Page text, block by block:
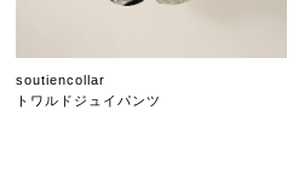
soutiencollar
トワルドジュイパンツ